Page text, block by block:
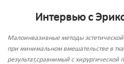
Интервью с
Малоинвазивные методы
при минимальном вмешательстве в
результат,сравнимый с хирургической